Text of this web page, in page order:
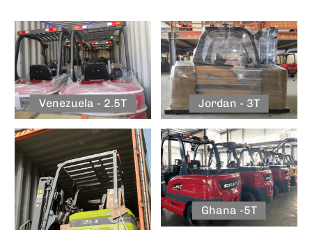
Venezuela - 2.5T Jordan - 3T
Ghana -5T